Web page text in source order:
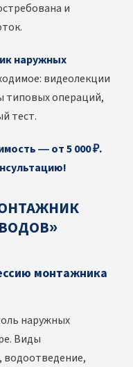
и
наружных
видеолекции
типовых операций,
тест.
— от 5 000 ₽.
монтажника
наружных
Виды
водоотведение,